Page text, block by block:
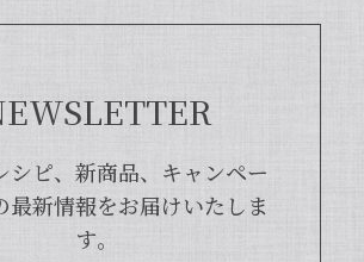
シピ、新商品、キャンペー
最新情報をお届けいたしま
す。